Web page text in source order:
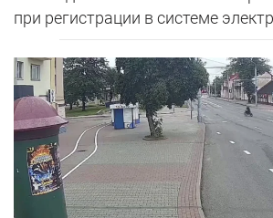
при регистрации в системе